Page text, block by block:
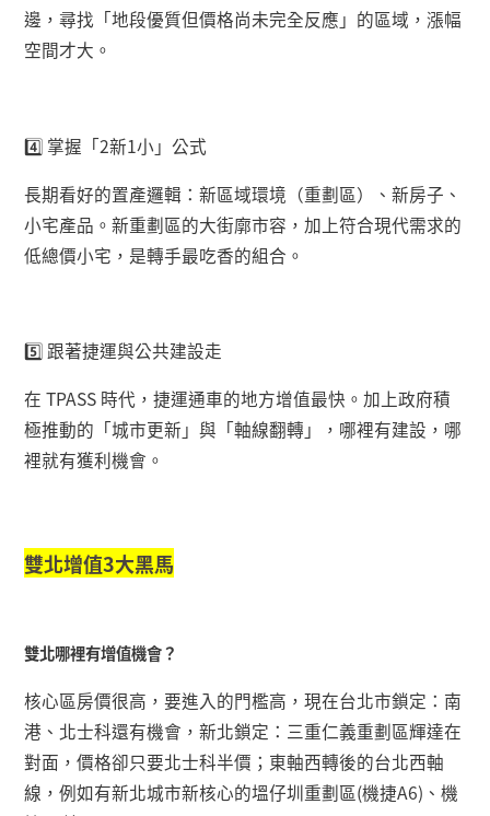
邊，尋找「地段優質但價格尚未完全反應」的區域，漲幅
空間才大。
4️ 掌握「2新1小」公式
長期看好的置產邏輯：新區域環境（重劃區）、新房子、
小宅產品。新重劃區的大街廓市容，加上符合現代需求的
低總價小宅，是轉手最吃香的組合。
5️ 跟著捷運與公共建設走
在 TPASS 時代，捷運通車的地方增值最快。加上政府積
極推動的「城市更新」與「軸線翻轉」，哪裡有建設，哪
裡就有獲利機會。
雙北增值3大黑馬
雙北哪裡有增值機會？
核心區房價很高，要進入的門檻高，現在台北市鎖定：南
港、北士科還有機會，新北鎖定：三重仁義重劃區輝達在
對面，價格卻只要北士科半價；東軸西轉後的台北西軸
線，例如有新北城市新核心的塭仔圳重劃區(機捷A6) 、機